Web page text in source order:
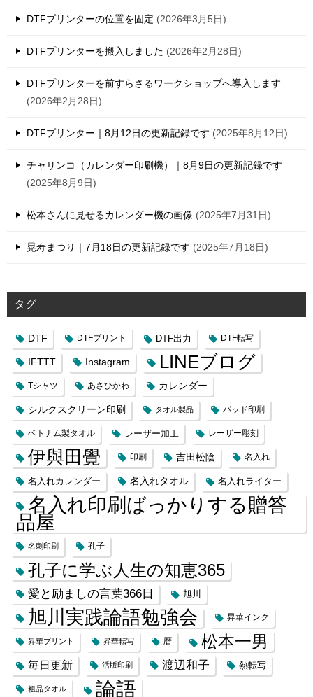
DTFプリンターの位置を固定 2026年3月5日
DTFプリンターを搬入しました 2026年2月28日
DTFプリンターを前すらさるワークショップへ導入します
2026年2月28日
DTFプリンター｜8月12日の更新記録です 2025年8月12日
チャリンコ（カレンダー印刷機）｜8月9日の更新記録です
2025年8月9日
松本さんに見せるカレンダー機の画像 2025年7月31日
晃寿まつり｜7月18日の更新記録です 2025年7月18日
タグ
DTF DTFプリント DTF出力 DTF転写
IFTTT Instagram LINEブログ
Tシャツ あさひかわ カレンダー
シルクスクリーン印刷 タオル製品 パッド印刷
ベトナム製タオル レーザー加工 レーザー彫刻
伊與田覺 印刷 吉田松陰 名入れ
名入れカレンダー 名入れタオル 名入れライター
名入れ印刷ばっかりする贈答
品屋
名刺印刷 孔子
孔子に学ぶ人生の知恵365
愛と励ましの言葉366日 旭川
旭川実践論語勉強会 昇華インク
昇華プリント 昇華転写 暦 松本一男
毎日更新 活版印刷 渡辺和子 熱転写
粗品タオル 論語